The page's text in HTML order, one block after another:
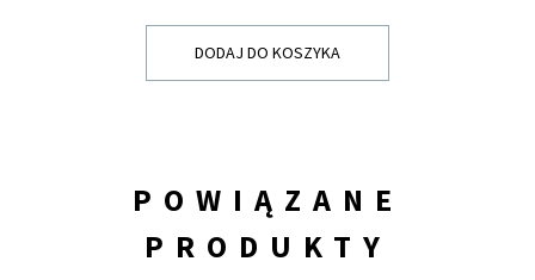
DODAJ DO KOSZYKA
POWIĄZANE
PRODUKTY